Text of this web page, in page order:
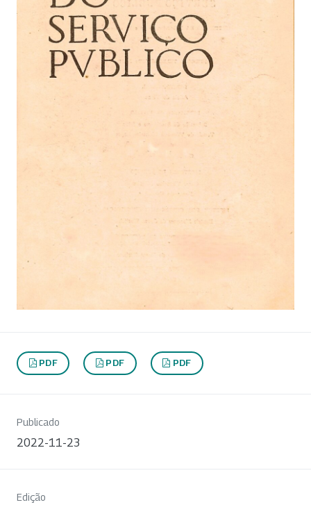
PDF PDF PDF
Publicado
2022-11-23
Edição